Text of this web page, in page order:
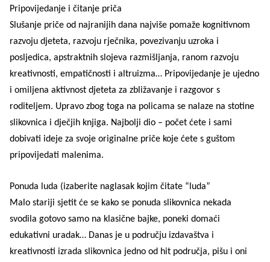
Pripovijedanje i čitanje priča
Slušanje priče od najranijih dana najviše pomaže kognitivnom
razvoju djeteta, razvoju rječnika, povezivanju uzroka i
posljedica, apstraktnih slojeva razmišljanja, ranom razvoju
kreativnosti, empatičnosti i altruizma… Pripovijedanje je ujedno
i omiljena aktivnost djeteta za zbližavanje i razgovor s
roditeljem. Upravo zbog toga na policama se nalaze na stotine
slikovnica i dječjih knjiga. Najbolji dio – počet ćete i sami
dobivati ideje za svoje originalne priče koje ćete s guštom
pripovijedati malenima.
Ponuda luda (izaberite naglasak kojim čitate “luda”
Malo stariji sjetit će se kako se ponuda slikovnica nekada
svodila gotovo samo na klasične bajke, poneki domaći
edukativni uradak… Danas je u području izdavaštva i
kreativnosti izrada slikovnica jedno od hit područja, pišu i oni